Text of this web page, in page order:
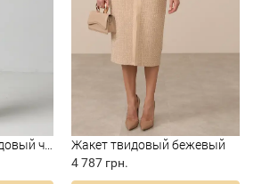
Жакет женский твидовый чёрны... Жакет твидовый бежевый
4 787 грн.